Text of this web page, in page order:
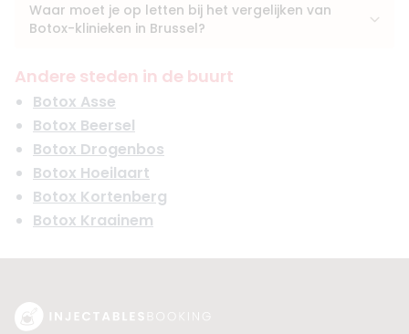
Waar moet je op letten bij het vergelijken van
Botox-klinieken in Brussel?
Andere steden in de buurt
Botox Asse
Botox Beersel
Botox Drogenbos
Botox Hoeilaart
Botox Kortenberg
Botox Kraainem